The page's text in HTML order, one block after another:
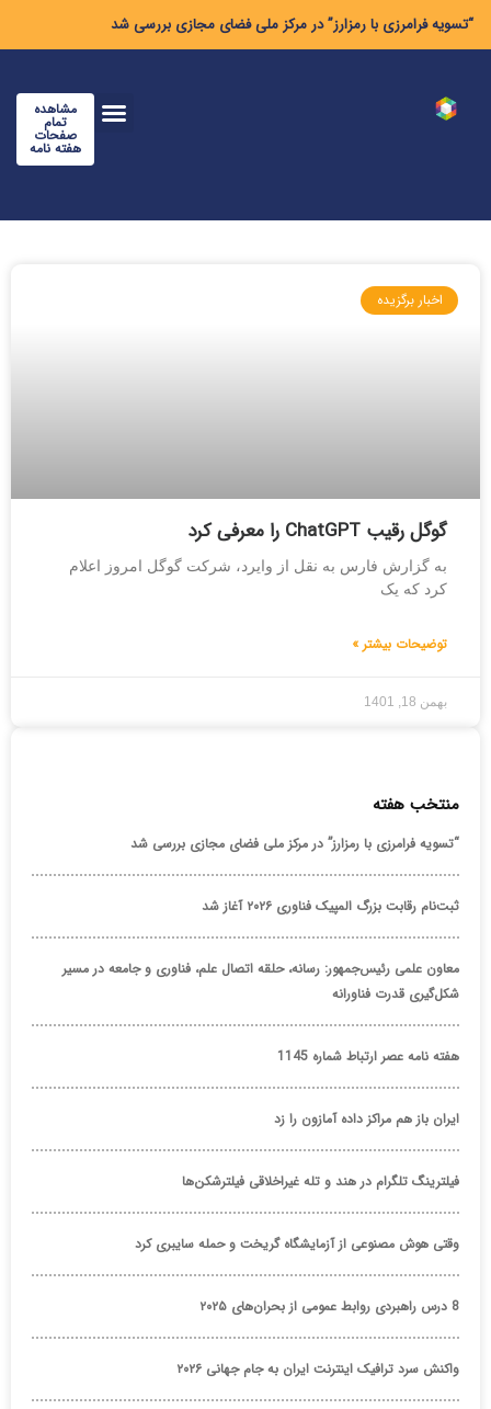
“تسویه فرامرزی با رمزارز” در مرکز ملی فضای مجازی بررسی شد
مشاهده
تمام
صفحات
هفته نامه
اخبار برگزیده
گوگل رقیب ChatGPT را معرفی کرد
به گزارش فارس به نقل از وایرد، شرکت گوگل امروز اعلام
کرد که یک
توضیحات بیشتر »
بهمن 18, 1401
منتخب هفته
“تسویه فرامرزی با رمزارز” در مرکز ملی فضای مجازی بررسی شد
ثبت‌نام رقابت بزرگ المپیک فناوری ۲۰۲۶ آغاز شد
معاون علمی رئیس‌جمهور: رسانه، حلقه اتصال علم، فناوری و جامعه در مسیر
شکل‌گیری قدرت فناورانه
هفته نامه عصر ارتباط شماره 1145
ایران باز هم مراکز داده آمازون را زد
فیلترینگ تلگرام در هند و تله غیراخلاقی فیلترشکن‌ها
وقتی هوش مصنوعی از آزمایشگاه گریخت و حمله سایبری کرد
8 درس راهبردی روابط عمومی از بحران‌های ۲۰۲۵
واکنش سرد ترافیک اینترنت ایران به جام جهانی ۲۰۲۶